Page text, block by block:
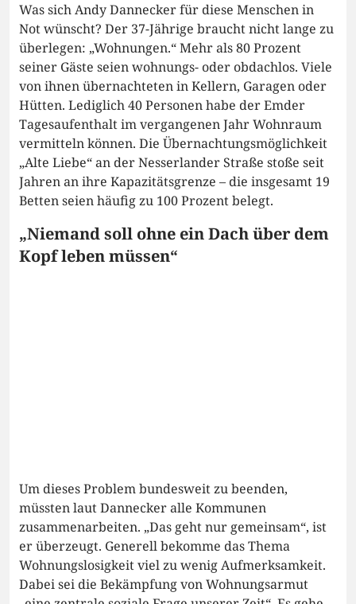
Was sich Andy Dannecker für diese Menschen in
Not wünscht? Der 37-Jährige braucht nicht lange zu
überlegen: „Wohnungen.“ Mehr als 80 Prozent
seiner Gäste seien wohnungs- oder obdachlos. Viele
von ihnen übernachteten in Kellern, Garagen oder
Hütten. Lediglich 40 Personen habe der Emder
Tagesaufenthalt im vergangenen Jahr Wohnraum
vermitteln können. Die Übernachtungsmöglichkeit
„Alte Liebe“ an der Nesserlander Straße stoße seit
Jahren an ihre Kapazitätsgrenze – die insgesamt 19
Betten seien häufig zu 100 Prozent belegt.
„Niemand soll ohne ein Dach über dem
Kopf leben müssen“
Um dieses Problem bundesweit zu beenden,
müssten laut Dannecker alle Kommunen
zusammenarbeiten. „Das geht nur gemeinsam“, ist
er überzeugt. Generell bekomme das Thema
Wohnungslosigkeit viel zu wenig Aufmerksamkeit.
Dabei sei die Bekämpfung von Wohnungsarmut